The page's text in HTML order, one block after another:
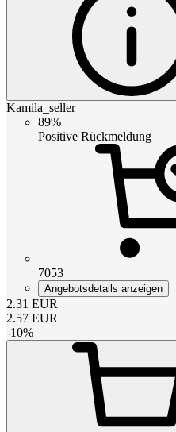
Kamila_seller
89%
Positive Rückmeldung
7053
Angebotsdetails anzeigen
2.31 EUR
2.57 EUR
-10%